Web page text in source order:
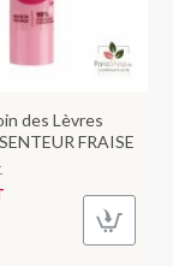
des Lèvres
FRAISE